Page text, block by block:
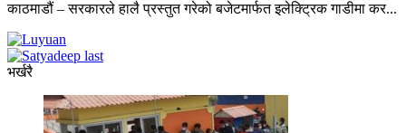
काठमाडौं – सरकारले हालै प्रस्तुत गरेको बजेटमार्फत इलेक्ट्रिक गाडीमा कर...
भर्खरै